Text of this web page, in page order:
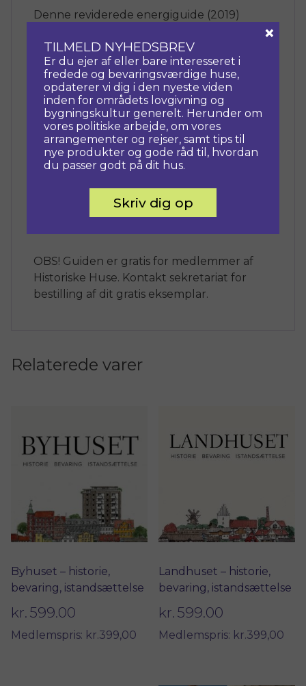
Denne reviderede energiguide (2019)
fredede og bevaringsværdige huse kan
forbedre de historiske huses
energiforbrug, komfort og indeklima, uden
at de bærende bevaringsværdier
ødelægges.
Foruden at være en hjælp til ejerne, er
guiden også tænkt som en hjælp til de
kommunale bygningsmyndigheder, når
bygningsreglementets energikrav på den
ene side og hensynet til kulturarven på
OBS! Guiden er gratis for medlemmer af
Historiske Huse. Kontakt sekretariat for
bestilling af dit gratis eksemplar.
Relaterede varer
Byhuset – historie,
bevaring, istandsættelse
kr. 599.00
Medlemspris: kr.399,00
Landhuset – historie,
bevaring, istandsættelse
kr. 599.00
Medlemspris: kr.399,00
TILMELD NYHEDSBREV
Er du ejer af eller bare interesseret i
fredede og bevaringsværdige huse,
opdaterer vi dig i den nyeste viden
inden for områdets lovgivning og
bygningskultur generelt. Herunder om
vores politiske arbejde, om vores
arrangementer og rejser, samt tips til
nye produkter og gode råd til, hvordan
du passer godt på dit hus.
Skriv dig op
×